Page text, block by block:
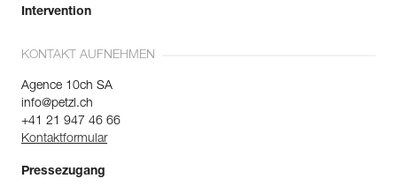
Intervention
KONTAKT AUFNEHMEN
Agence 10ch SA
info@petzl.ch
+41 21 947 46 66
Kontaktformular
Pressezugang